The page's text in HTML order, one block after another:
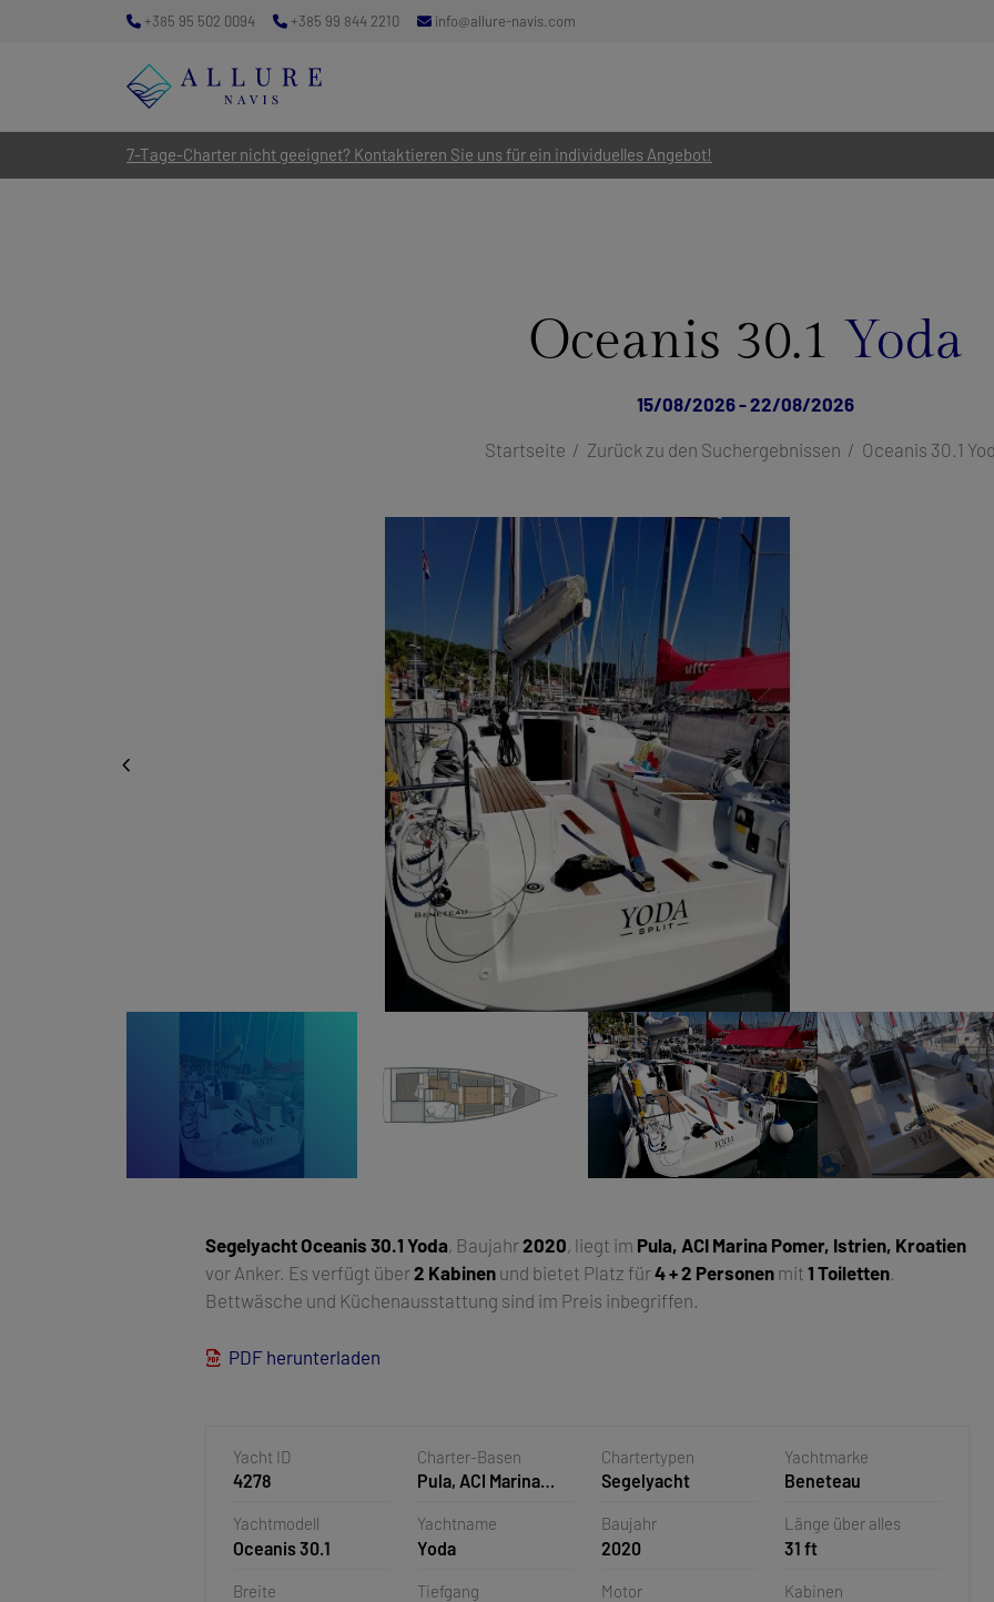
7-Tage-Charter nicht geeignet? Kontaktieren Sie uns für ein individuelles Angebot!
+385 95 502 0094 +385 99 844 2210 info@allure-navis.com
Oceanis 30.1 Yoda
15/08/2026 - 22/08/2026
Startseite Zurück zu den Suchergebnissen Oceanis 30.1
SegelyachtOceanis 30.1 Yoda, Baujahr2020, liegt im Pula, ACI Marina Pomer, Istrien, Kroatien
vor Anker. Es verfügt über2 Kabinen und bietet Platz für4 + 2 Personen mit1 Toiletten
Bettwäsche und Küchenausstattung sind im Preis inbegriffen.
PDF herunterladen
Yacht ID
4278
Charter-Basen
Pula, ACI Marina
Chartertypen
Segelyacht
Yachtmarke
Beneteau
Yachtmodell
Oceanis 30.1
Yachtname
Yoda
Baujahr
2020
Länge über alles
31 ft
Breite Tiefgang Motor Kabinen